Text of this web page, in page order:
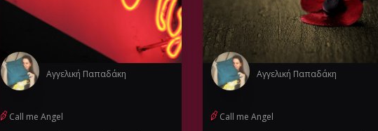
Αγγελική Παπαδάκη
Call me Angel
Αγγελική Παπαδάκη
Call me Angel